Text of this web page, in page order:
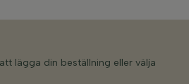
lägga din beställning eller välja